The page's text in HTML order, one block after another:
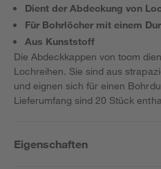
Dient der Abdeckung von
Für Bohrlöcher mit einem
Aus Kunststoff
Die Abdeckkappen von toom
Lochreihen. Sie sind aus
und eignen sich für einen
Lieferumfang sind 20 Stück
Eigenschaften